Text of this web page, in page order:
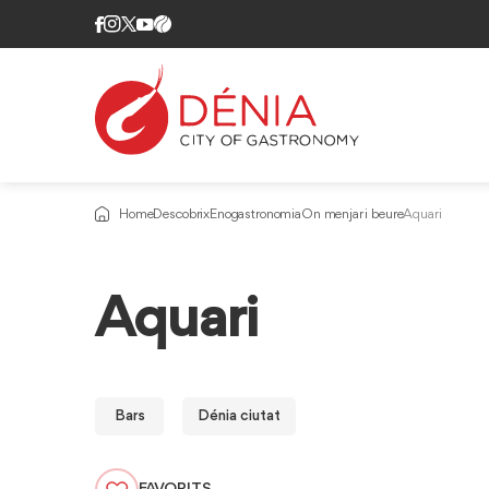
HomeDescobrixEnogastronomiaOn menjar i beureAquari
Aquari
Bars Dénia ciutat